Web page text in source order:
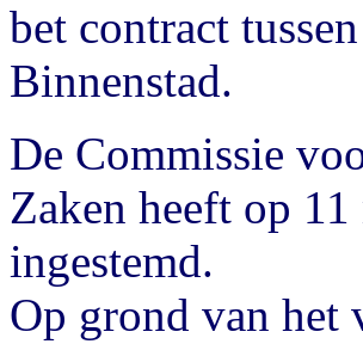
bet contract
Binnenstad.
De Commissie
Zaken heeft op
ingestemd.
Op grond van het